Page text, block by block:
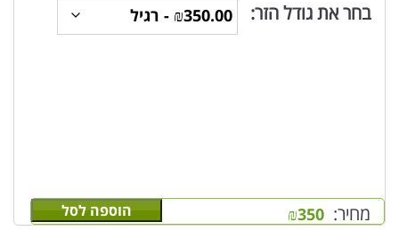
בחר את גודל הזר:
מחיר: ₪350 הוספה לסל